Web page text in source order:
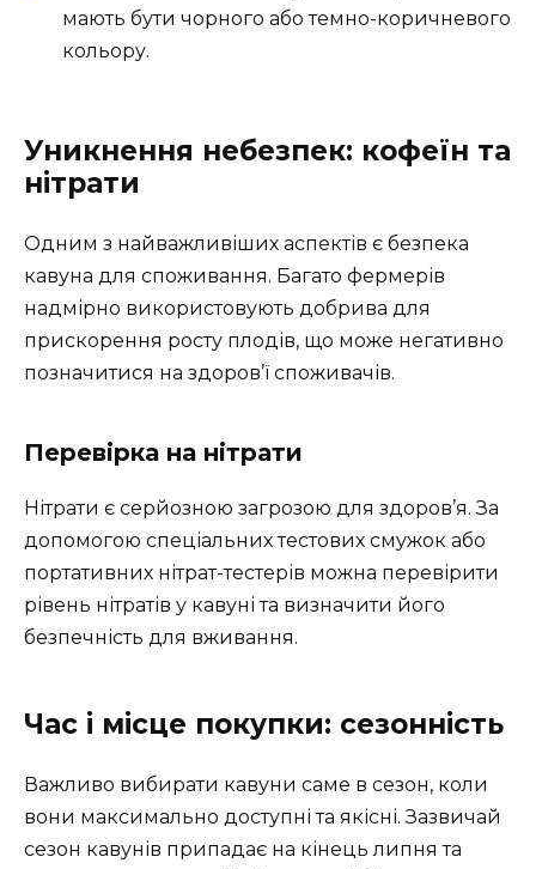
мають бути чорного або темно-коричневого
кольору.
Уникнення небезпек: кофеїн та
нітрати
Одним з найважливіших аспектів є безпека
кавуна для споживання. Багато фермерів
надмірно використовують добрива для
прискорення росту плодів, що може негативно
позначитися на здоров’ї споживачів.
Перевірка на нітрати
Нітрати є серйозною загрозою для здоров’я. За
допомогою спеціальних тестових смужок або
портативних нітрат-тестерів можна перевірити
рівень нітратів у кавуні та визначити його
безпечність для вживання.
Час і місце покупки: сезонність
Важливо вибирати кавуни саме в сезон, коли
вони максимально доступні та якісні. Зазвичай
сезон кавунів припадає на кінець липня та